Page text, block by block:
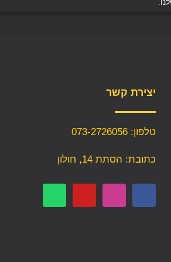
יצירת קשר
טלפון: 073-2726056
כתובת: הסתת 14, חולון